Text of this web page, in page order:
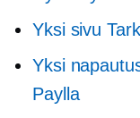
Yksi sivu
Yksi
Paylla